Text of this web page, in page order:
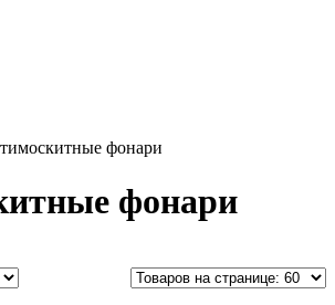
фонари
фонари